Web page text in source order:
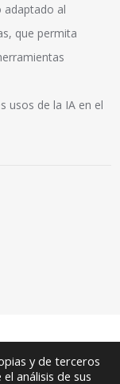
adaptado al
que permita
usos de la IA en el
y de terceros
análisis de sus